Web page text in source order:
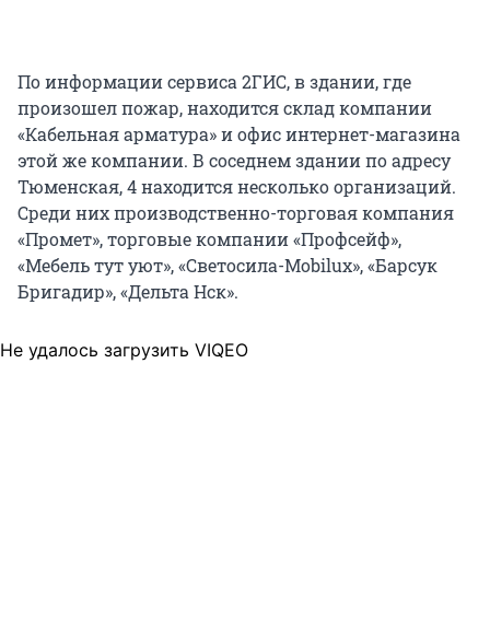
По информации сервиса 2ГИС, в здании, где
произошел пожар, находится склад компании
«Кабельная арматура» и офис интернет-магазина
этой же компании. В соседнем здании по адресу
Тюменская, 4 находится несколько организаций.
Среди них производственно-торговая компания
«Промет», торговые компании «Профсейф»,
«Мебель тут уют», «Светосила-Mobilux», «Барсук
Бригадир», «Дельта Нск».
Не удалось загрузить VIQEO